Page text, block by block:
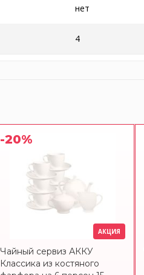
нет
4
-20%
АКЦИЯ
Чайный сервиз АККУ
Классика из костяного